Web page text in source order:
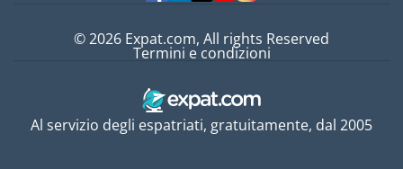
Al servizio degli espatriati, gratuitamente, dal 2005
© 2026 Expat.com, All rights Reserved
Termini e condizioni